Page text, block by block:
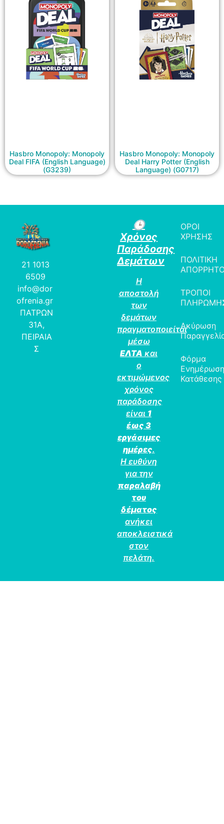
Hasbro Monopoly: Monopoly
Deal FIFA (English Language)
(G3239)
Hasbro Monopoly: Monopoly
Deal Harry Potter (English
Language) (G0717)
21 1013
6509
info@dor
ofrenia.gr
ΠΑΤΡΩΝ
31Α,
ΠΕΙΡΑΙΑ
Σ
🕒
Χρόνος
Παράδοσης
Δεμάτων
Η
αποστολή
των
δεμάτων
πραγματοποιείται
μέσω
ΕΛΤΑ και
ο
εκτιμώμενος
χρόνος
παράδοσης
είναι 1
έως 3
εργάσιμες
ημέρες.
Η ευθύνη
για την
παραλαβή
του
δέματος
ανήκει
αποκλειστικά
στον
πελάτη.
ΟΡΟΙ
ΧΡΗΣΗΣ
ΠΟΛΙΤΙΚΗ
ΤΡΟΠΟΙ
Ακύρωση
Φόρμα
Κατάθεσης